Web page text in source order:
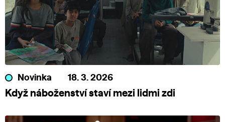
Novinka 18. 3. 2026
Když náboženství staví mezi lidmi zdi